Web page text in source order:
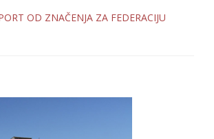
OD ZNAČENJA ZA FEDERACIJU